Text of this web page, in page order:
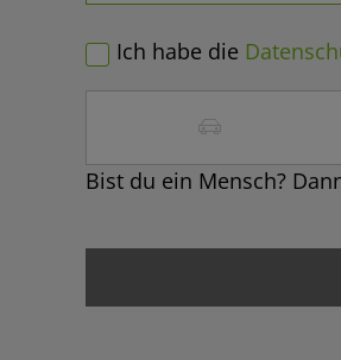
Ich habe die
Bist du ein Mensch?